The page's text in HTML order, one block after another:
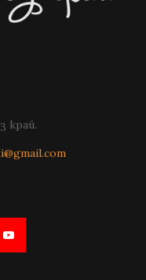
край.